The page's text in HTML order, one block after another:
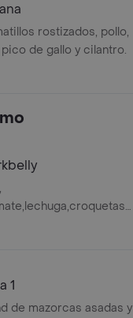
rostizados, pollo,
pico de gallo y cilantro.
salsa de la casa y
1
de mazorcas asadas y